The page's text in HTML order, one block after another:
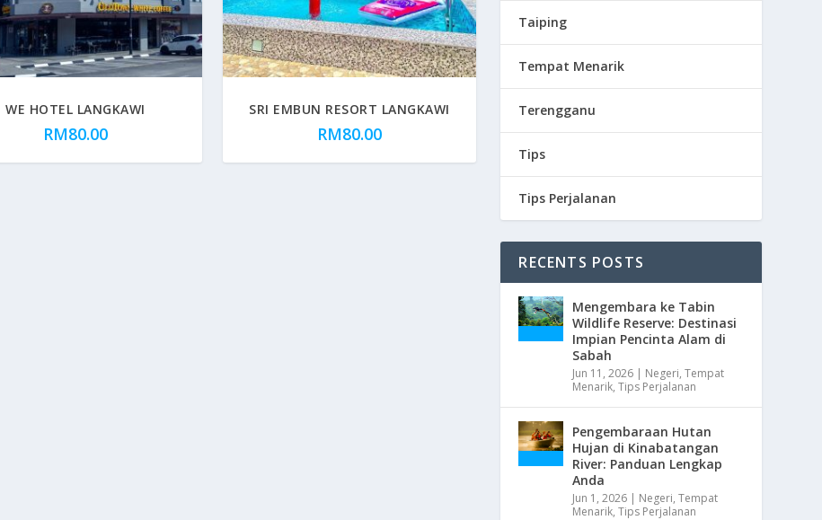
WE HOTEL LANGKAWI
RM80.00
SRI EMBUN RESORT LANGKAWI
RM80.00
Taiping
Tempat Menarik
Terengganu
Tips
Tips Perjalanan
RECENTS POSTS
Mengembara ke Tabin
Wildlife Reserve: Destinasi
Impian Pencinta Alam di
Sabah
Jun 11, 2026 | Negeri,Tempat
Menarik,Tips Perjalanan
Pengembaraan Hutan
Hujan di Kinabatangan
River: Panduan Lengkap
Anda
Jun 1, 2026 | Negeri,Tempat
Menarik,Tips Perjalanan